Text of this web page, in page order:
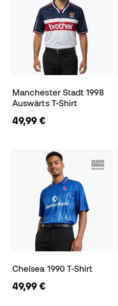
Manchester Stadt 1998
Auswärts T-Shirt
49,99 €
Chelsea 1990 T-Shirt
49,99 €